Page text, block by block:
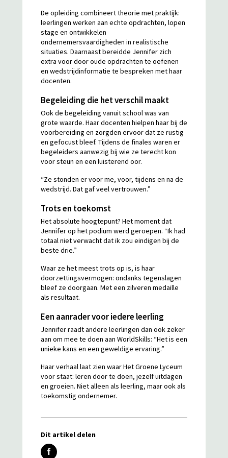
De opleiding combineert theorie met praktijk:
leerlingen werken aan echte opdrachten, lopen
stage en ontwikkelen
ondernemersvaardigheden in realistische
situaties. Daarnaast bereidde Jennifer zich
extra voor door oude opdrachten te oefenen
en wedstrijdinformatie te bespreken met haar
docenten.
Begeleiding die het verschil maakt
Ook de begeleiding vanuit school was van
grote waarde. Haar docenten hielpen haar bij de
voorbereiding en zorgden ervoor dat ze rustig
en gefocust bleef. Tijdens de finales waren er
begeleiders aanwezig bij wie ze terecht kon
voor steun en een luisterend oor.
“Ze stonden er voor me, voor, tijdens en na de
wedstrijd. Dat gaf veel vertrouwen.”
Trots en toekomst
Het absolute hoogtepunt? Het moment dat
Jennifer op het podium werd geroepen. “Ik had
totaal niet verwacht dat ik zou eindigen bij de
beste drie.”
Waar ze het meest trots op is, is haar
doorzettingsvermogen: ondanks tegenslagen
bleef ze doorgaan. Met een zilveren medaille
als resultaat.
Een aanrader voor iedere leerling
Jennifer raadt andere leerlingen dan ook zeker
aan om mee te doen aan WorldSkills: “Het is een
unieke kans en een geweldige ervaring.”
Haar verhaal laat zien waar Het Groene Lyceum
voor staat: leren door te doen, jezelf uitdagen
en groeien. Niet alleen als leerling, maar ook als
toekomstig ondernemer.
Dit artikel delen